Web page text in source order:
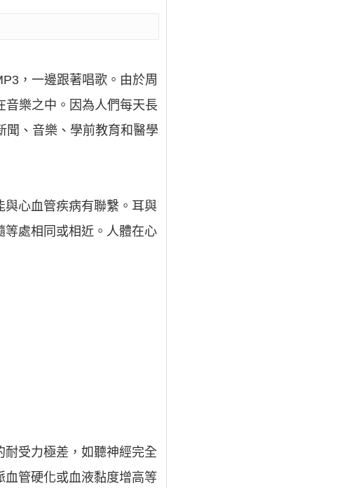
，一邊跟著唱歌。由於周
音樂之中。因為人們每天長
聞、音樂、學前教育和醫學
與心血管疾病有聯繫。耳與
處相同或相近。人體在心
受力極差，如聽神經完全
管硬化或血液黏度增高等